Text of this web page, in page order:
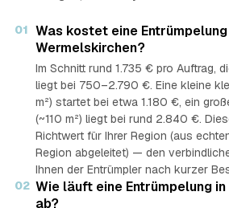
01 Was kostet eine
Wermelskirchen?
Im Schnitt rund 1.735 € pro Auftrag,
liegt bei 750–2.790 €. Eine kleine
m²) startet bei etwa 1.180 €, ein
(~110 m²) liegt bei rund 2.840 €.
Richtwert für Ihrer Region (aus
Region abgeleitet) — den
Ihnen der Entrümpler nach kurzer
02 Wie läuft eine Entrümpelung
ab?